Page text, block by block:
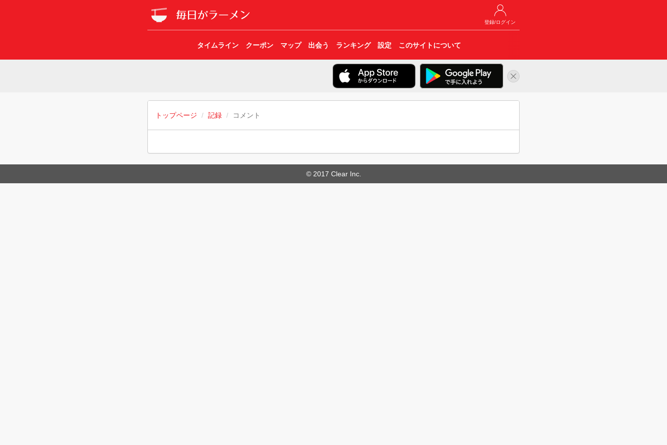
登録/ログイン
タイムライン クーポン マップ 出会う ランキング 設定 このサイトについて
トップページ 記録 コメント
© 2017 Clear Inc.